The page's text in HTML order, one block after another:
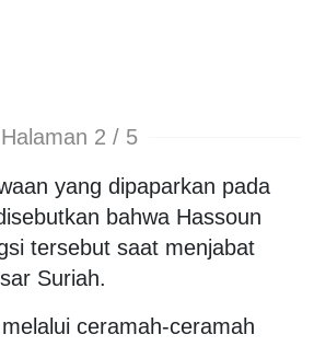
Halaman 2 / 5
yang dipaparkan pada
bahwa Hassoun
tersebut saat menjabat
Suriah.
ceramah-ceramah